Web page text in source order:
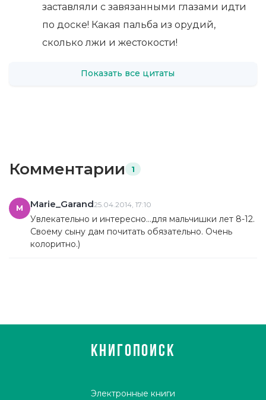
заставляли с завязанными глазами идти
по доске! Какая пальба из орудий,
сколько лжи и жестокости!
Показать все цитаты
Комментарии 1
M Marie_Garand25.04.2014, 17:10
Увлекательно и интересно...для мальчишки лет 8-12.
Своему сыну дам почитать обязательно. Очень
колоритно.)
КНИГОПОИСК
Электронные книги